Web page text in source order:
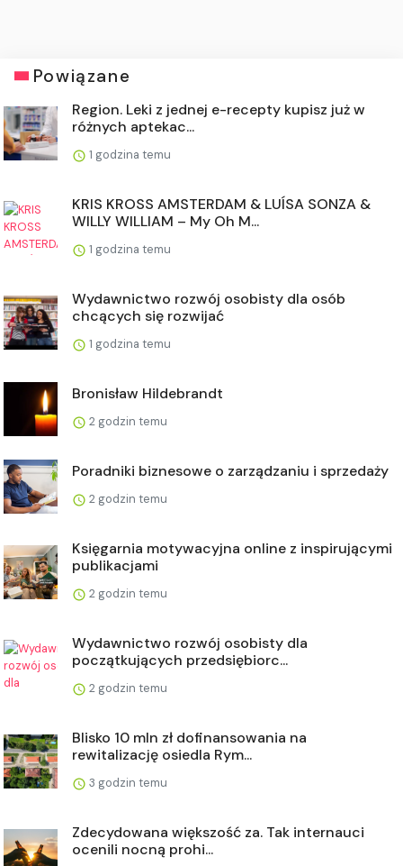
Powiązane
Region. Leki z jednej e-recepty kupisz już w
różnych aptekac...
1 godzina temu
KRIS KROSS AMSTERDAM & LUÍSA SONZA &
WILLY WILLIAM – My Oh M...
1 godzina temu
Wydawnictwo rozwój osobisty dla osób
chcących się rozwijać
1 godzina temu
Bronisław Hildebrandt
2 godzin temu
Poradniki biznesowe o zarządzaniu i sprzedaży
2 godzin temu
Księgarnia motywacyjna online z inspirującymi
publikacjami
2 godzin temu
Wydawnictwo rozwój osobisty dla
początkujących przedsiębiorc...
2 godzin temu
Blisko 10 mln zł dofinansowania na
rewitalizację osiedla Rym...
3 godzin temu
Zdecydowana większość za. Tak internauci
ocenili nocną prohi...